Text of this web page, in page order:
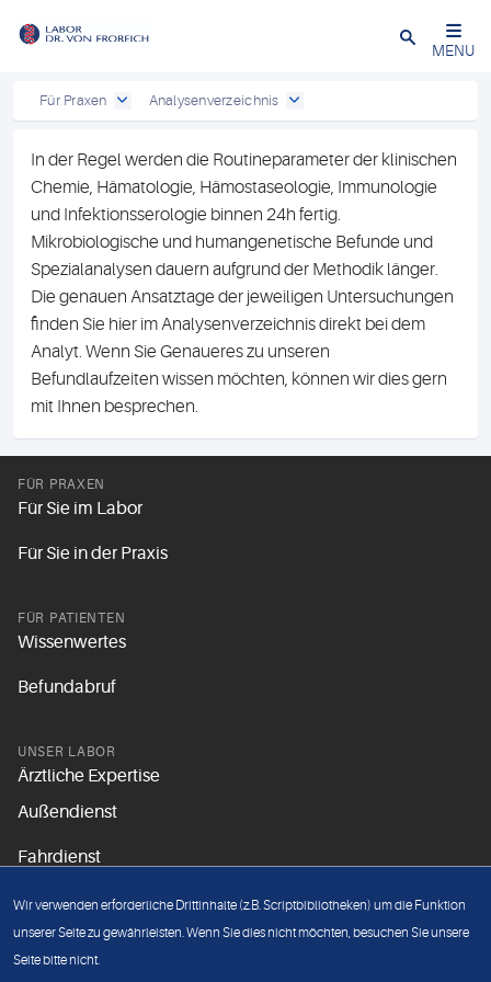
Close
MENU
Für Praxen Analysenverzeichnis
In der Regel werden die Routineparameter der klinischen
Chemie, Hämatologie, Hämostaseologie, Immunologie
und Infektionsserologie binnen 24h fertig.
Mikrobiologische und humangenetische Befunde und
Spezialanalysen dauern aufgrund der Methodik länger.
Die genauen Ansatztage der jeweiligen Untersuchungen
finden Sie hier im Analysenverzeichnis direkt bei dem
Analyt. Wenn Sie Genaueres zu unseren
Befundlaufzeiten wissen möchten, können wir dies gern
mit Ihnen besprechen.
FÜR PRAXEN
Für Sie im Labor
Für Sie in der Praxis
FÜR PATIENTEN
Wissenwertes
Befundabruf
UNSER LABOR
Ärztliche Expertise
Außendienst
Fahrdienst
Unsere Grundsätze
Wir verwenden erforderliche Drittinhalte (z.B. Scriptbibliotheken) um die Funktion
unserer Seite zu gewährleisten. Wenn Sie dies nicht möchten, besuchen Sie unsere
Seite bitte nicht.